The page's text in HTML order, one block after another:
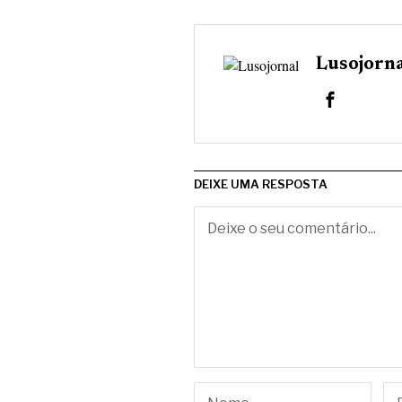
DEIXE UMA RESPOSTA